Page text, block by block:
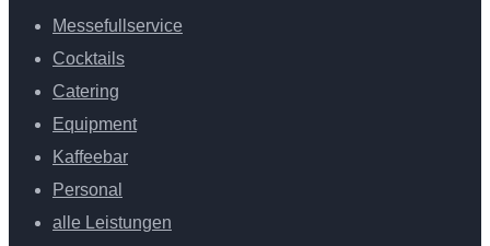
Messefullservice
Cocktails
Catering
Equipment
Kaffeebar
Personal
alle Leistungen